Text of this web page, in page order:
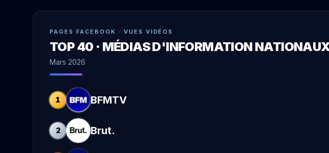
PAGES FACEBOOK · VUES VIDÉOS
TOP 40 · MÉDIAS D'INFORMATION
Mars 2026
1 BFMTV
2 Brut.